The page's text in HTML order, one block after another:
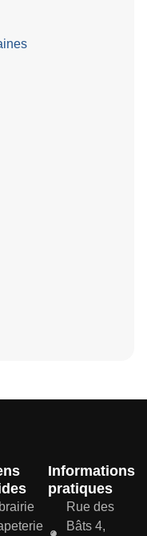
Informations
pratiques
Rue des
Bâts 4,